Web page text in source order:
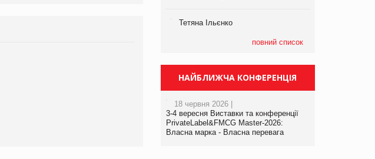
Тетяна Ільєнко
повний список
НАЙБЛИЖЧА КОНФЕРЕНЦІЯ
18 червня 2026 |
3-4 вересня Виставки та конференції
PrivateLabel&FMCG Master-2026:
Власна марка - Власна перевага